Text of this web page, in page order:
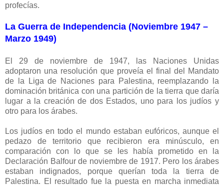
profecías.
La Guerra de Independencia (Noviembre 1947 –
Marzo 1949)
El 29 de noviembre de 1947, las Naciones Unidas
adoptaron una resolución que proveía el final del Mandato
de la Liga de Naciones para Palestina, reemplazando la
dominación británica con una partición de la tierra que daría
lugar a la creación de dos Estados, uno para los judíos y
otro para los árabes.
Los judíos en todo el mundo estaban eufóricos, aunque el
pedazo de territorio que recibieron era minúsculo, en
comparación con lo que se les había prometido en la
Declaración Balfour de noviembre de 1917. Pero los árabes
estaban indignados, porque querían toda la tierra de
Palestina. El resultado fue la puesta en marcha inmediata